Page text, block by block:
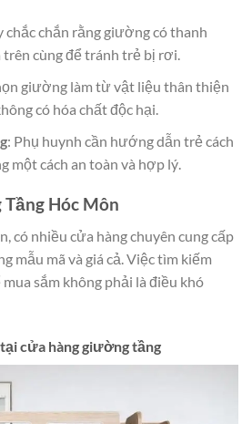
chắc chắn rằng giường có thanh
cùng để tránh trẻ bị rơi.
giường làm từ vật liệu thân thiện
có hóa chất độc hại.
: Phụ huynh cần hướng dẫn trẻ cách
một cách an toàn và hợp lý.
Hóc Môn
có nhiều cửa hàng chuyên cung cấp
mẫu mã và giá cả. Việc tìm kiếm
sắm không phải là điều khó
cửa hàng giường tầng